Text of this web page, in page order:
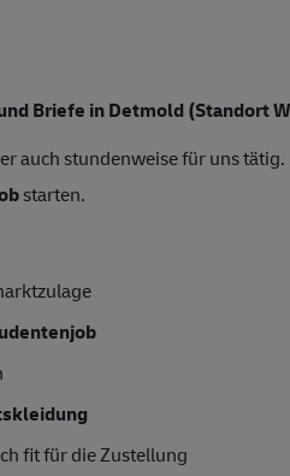
Briefe in Detmold (Standort
auch stundenweise für uns
starten.
fit für die Zustellung